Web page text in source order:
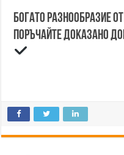
Богато разнообразие
Поръчайте доказано